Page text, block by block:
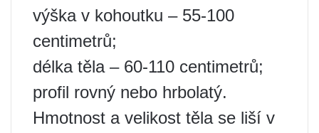
výška v kohoutku – 55-100
centimetrů;
délka těla – 60-110 centimetrů;
profil rovný nebo hrbolatý.
Hmotnost a velikost těla se liší v